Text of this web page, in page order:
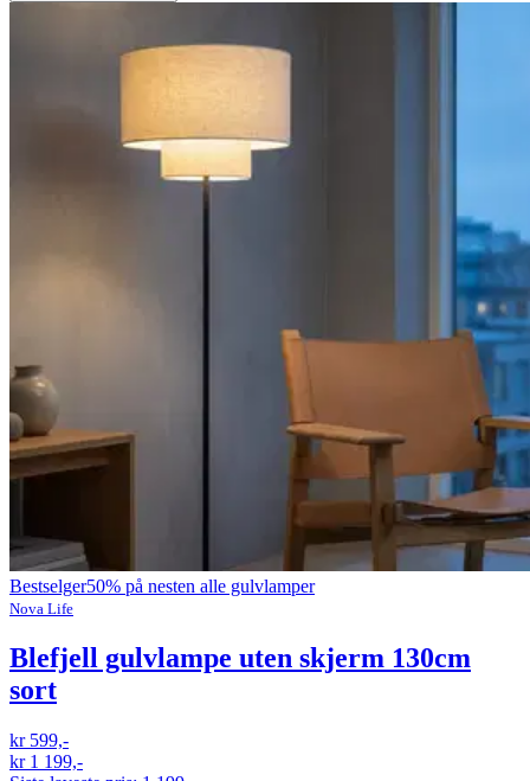
Bestselger50% på nesten alle gulvlamper
Nova Life
Blefjell gulvlampe uten skjerm 130cm
sort
kr 599,-
kr 1 199,-